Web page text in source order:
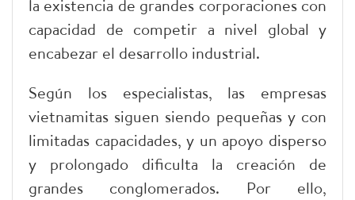
la existencia de grandes corporaciones con
capacidad de competir a nivel global y
encabezar el desarrollo industrial.
Según los especialistas, las empresas
vietnamitas siguen siendo pequeñas y con
limitadas capacidades, y un apoyo disperso
y prolongado dificulta la creación de
grandes conglomerados. Por ello,